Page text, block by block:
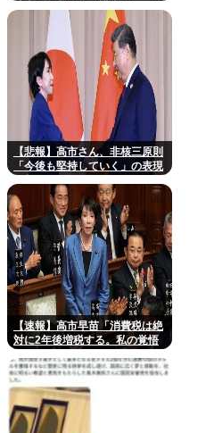
「我慢の限界」
【悲報】高市さん、非核三原則
「今後も堅持していく」の表現
【速報】高市早苗「消費税は絶
対に2年後増税する。私の覚悟